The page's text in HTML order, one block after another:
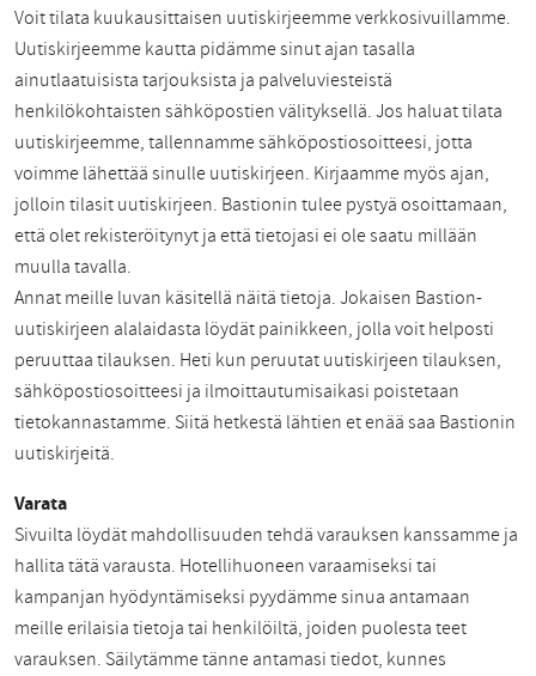
Voit tilata kuukausittaisen uutiskirjeemme verkkosivuillamme.
Uutiskirjeemme kautta pidämme sinut ajan tasalla
ainutlaatuisista tarjouksista ja palveluviesteistä
henkilökohtaisten sähköpostien välityksellä. Jos haluat tilata
uutiskirjeemme, tallennamme sähköpostiosoitteesi, jotta
voimme lähettää sinulle uutiskirjeen. Kirjaamme myös ajan,
jolloin tilasit uutiskirjeen. Bastionin tulee pystyä osoittamaan,
että olet rekisteröitynyt ja että tietojasi ei ole saatu millään
muulla tavalla.
Annat meille luvan käsitellä näitä tietoja. Jokaisen Bastion-
uutiskirjeen alalaidasta löydät painikkeen, jolla voit helposti
peruuttaa tilauksen. Heti kun peruutat uutiskirjeen tilauksen,
sähköpostiosoitteesi ja ilmoittautumisaikasi poistetaan
tietokannastamme. Siitä hetkestä lähtien et enää saa Bastionin
uutiskirjeitä.
Varata
Sivuilta löydät mahdollisuuden tehdä varauksen kanssamme ja
hallita tätä varausta. Hotellihuoneen varaamiseksi tai
kampanjan hyödyntämiseksi pyydämme sinua antamaan
meille erilaisia tietoja tai henkilöiltä, joiden puolesta teet
varauksen. Säilytämme tänne antamasi tiedot, kunnes